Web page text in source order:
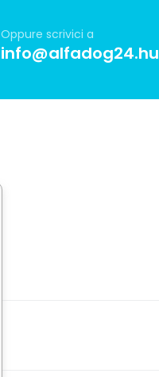
Oppure scrivici a
info@alfadog24.hu